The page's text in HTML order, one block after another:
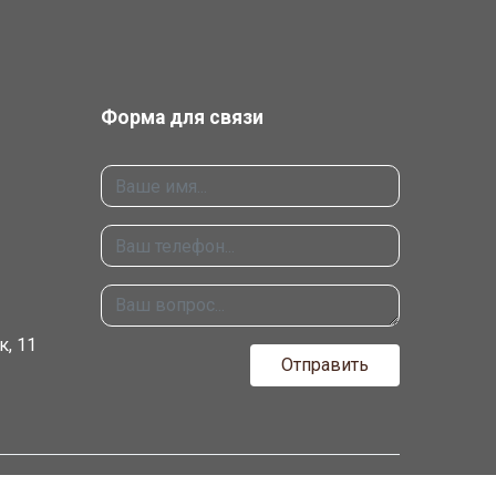
11
Форма для связи